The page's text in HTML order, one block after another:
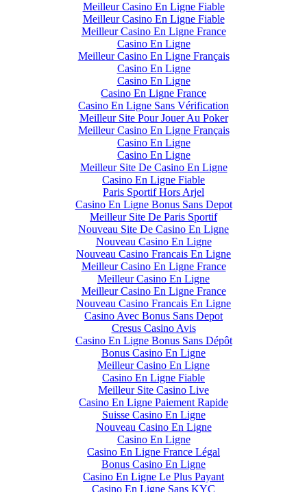
Meilleur Casino En Ligne Fiable
Meilleur Casino En Ligne Fiable
Meilleur Casino En Ligne France
Casino En Ligne
Meilleur Casino En Ligne Français
Casino En Ligne
Casino En Ligne
Casino En Ligne France
Casino En Ligne Sans Vérification
Meilleur Site Pour Jouer Au Poker
Meilleur Casino En Ligne Français
Casino En Ligne
Casino En Ligne
Meilleur Site De Casino En Ligne
Casino En Ligne Fiable
Paris Sportif Hors Arjel
Casino En Ligne Bonus Sans Depot
Meilleur Site De Paris Sportif
Nouveau Site De Casino En Ligne
Nouveau Casino En Ligne
Nouveau Casino Francais En Ligne
Meilleur Casino En Ligne France
Meilleur Casino En Ligne
Meilleur Casino En Ligne France
Nouveau Casino Francais En Ligne
Casino Avec Bonus Sans Depot
Cresus Casino Avis
Casino En Ligne Bonus Sans Dépôt
Bonus Casino En Ligne
Meilleur Casino En Ligne
Casino En Ligne Fiable
Meilleur Site Casino Live
Casino En Ligne Paiement Rapide
Suisse Casino En Ligne
Nouveau Casino En Ligne
Casino En Ligne
Casino En Ligne France Légal
Bonus Casino En Ligne
Casino En Ligne Le Plus Payant
Casino En Ligne Sans KYC